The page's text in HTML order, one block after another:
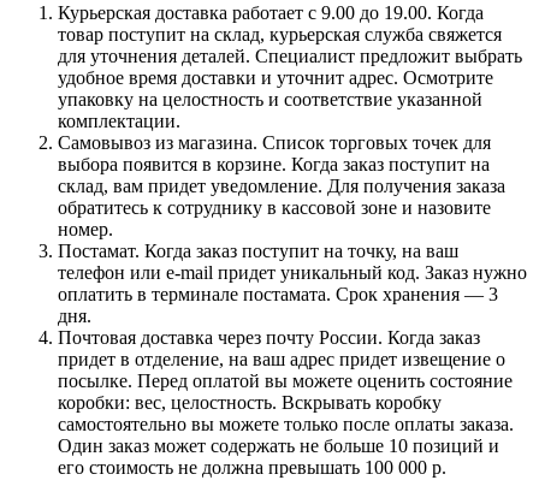
Курьерская доставка работает с 9.00 до 19.00. Когда
товар поступит на склад, курьерская служба свяжется
для уточнения деталей. Специалист предложит выбрать
удобное время доставки и уточнит адрес. Осмотрите
упаковку на целостность и соответствие указанной
комплектации.
Самовывоз из магазина. Список торговых точек для
выбора появится в корзине. Когда заказ поступит на
склад, вам придет уведомление. Для получения заказа
обратитесь к сотруднику в кассовой зоне и назовите
номер.
Постамат. Когда заказ поступит на точку, на ваш
телефон или e-mail придет уникальный код. Заказ нужно
оплатить в терминале постамата. Срок хранения — 3
дня.
Почтовая доставка через почту России. Когда заказ
придет в отделение, на ваш адрес придет извещение о
посылке. Перед оплатой вы можете оценить состояние
коробки: вес, целостность. Вскрывать коробку
самостоятельно вы можете только после оплаты заказа.
Один заказ может содержать не больше 10 позиций и
его стоимость не должна превышать 100 000 р.